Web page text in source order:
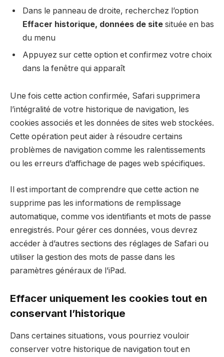
Dans le panneau de droite, recherchez l’option
Effacer historique, données de site située en bas
du menu
Appuyez sur cette option et confirmez votre choix
dans la fenêtre qui apparaît
Une fois cette action confirmée, Safari supprimera
l’intégralité de votre historique de navigation, les
cookies associés et les données de sites web stockées.
Cette opération peut aider à résoudre certains
problèmes de navigation comme les ralentissements
ou les erreurs d’affichage de pages web spécifiques.
Il est important de comprendre que cette action ne
supprime pas les informations de remplissage
automatique, comme vos identifiants et mots de passe
enregistrés. Pour gérer ces données, vous devrez
accéder à d’autres sections des réglages de Safari ou
utiliser la gestion des mots de passe dans les
paramètres généraux de l’iPad.
Effacer uniquement les cookies tout en
conservant l’historique
Dans certaines situations, vous pourriez vouloir
conserver votre historique de navigation tout en